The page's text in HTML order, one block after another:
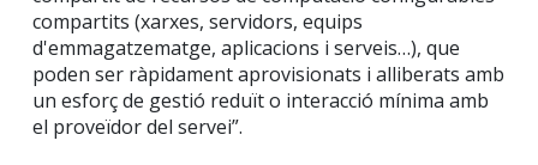
compartits (xarxes, servidors, equips
d'emmagatzematge, aplicacions i serveis…), que
poden ser ràpidament aprovisionats i alliberats amb
un esforç de gestió reduït o interacció mínima amb
el proveïdor del servei”.